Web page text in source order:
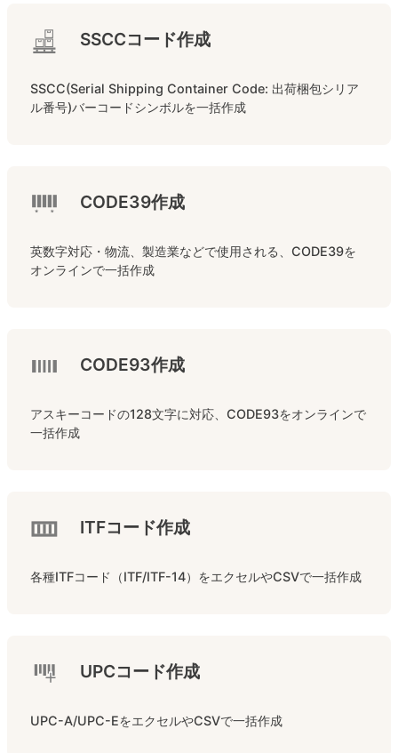
SSCCコード作成
SSCC(Serial Shipping Container Code: 出荷梱包シリア
ル番号)バーコードシンボルを一括作成
CODE39作成
英数字対応・物流、製造業などで使用される、CODE39を
オンラインで一括作成
CODE93作成
アスキーコードの128文字に対応、CODE93をオンラインで
一括作成
ITFコード作成
各種ITFコード（ITF/ITF-14）をエクセルやCSVで一括作成
UPCコード作成
UPC-A/UPC-EをエクセルやCSVで一括作成